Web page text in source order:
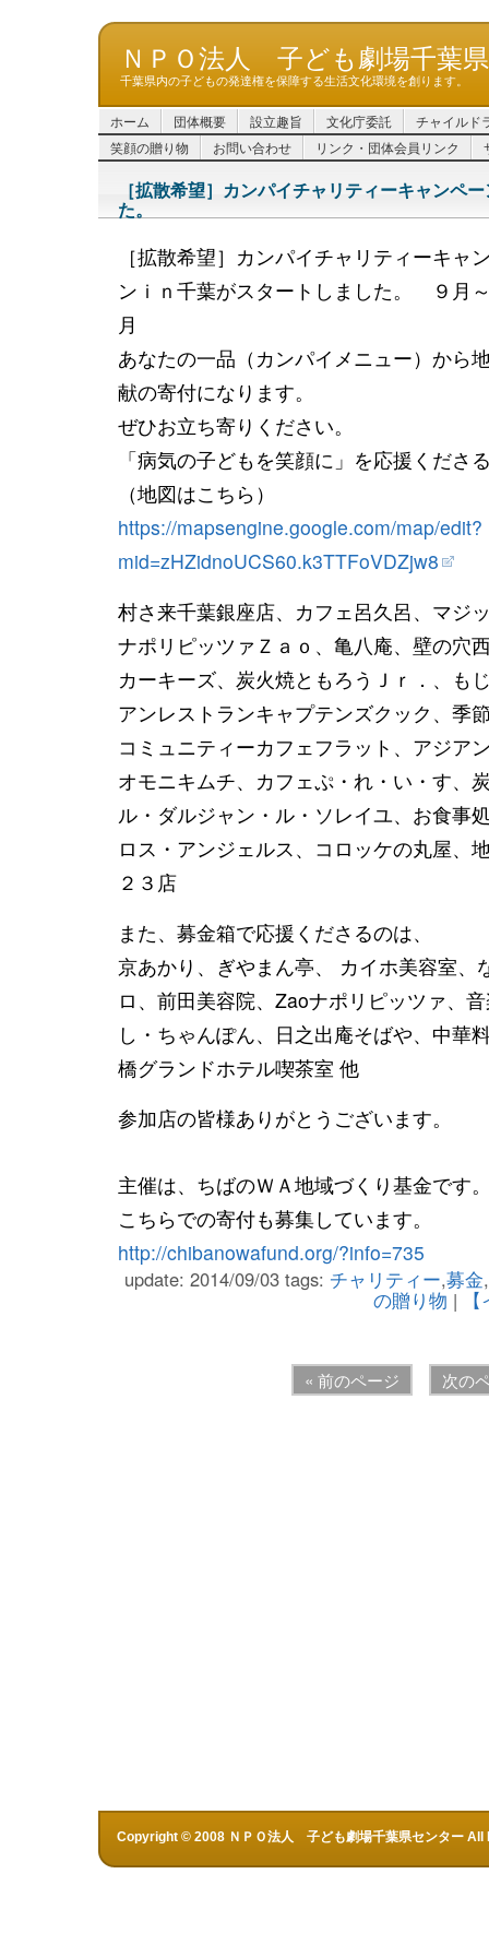
ＮＰＯ法人 子ども劇場千葉
千葉県内の子どもの発達権を保障する生活文化環境を創ります。
ホーム 団体概要 設立趣旨 文化庁委託
チャイルド
笑顔の贈り物
お問い合わせ リンク・団体会員リンク
［拡散希望］カンパイチャリティーキャンペ
た。
［拡散希望］カンパイチャリティーキャ
ンｉｎ千葉がスター トしました。 ９月
月
あなたの一品（カンパイメニュー）から
献の寄付になります。
ぜひお立ち寄りください。
「病気の子どもを笑顔に」を応援くださ
（地図はこちら）
https://mapsengine.google.com/map/edit?
mid=zHZidnoUCS60.k3TTFoVDZjw8
村さ来千葉銀座店、カフェ呂久呂、マジ
ナポリピッツァＺａｏ、亀八庵、壁の穴
カーキーズ、炭火焼ともろうＪｒ．、も
アンレストランキャプテンズクック、
コミュニティーカフェフラット、アジア
オモニキムチ、カフェぷ・れ・い・す、
ル・ダルジャン・ル・ソレイユ、お食事
ロス・アンジェルス、コロッケの丸屋、
２３店
また、募金箱で応援くださるのは、
京あかり、ぎやまん亭、 カイホ美容室、
ロ、前田美容院、Zaoナポリピッツァ、
し・ちゃんぽん、日之出庵そばや、中華
橋グランドホテル喫茶室 他
参加店の皆様ありがとうございます。
主催は、ちばのＷＡ地域づくり基金です
こちらでの寄付も募集しています。
http://chibanowafund.org/?info=735
update: 2014/09/03 tags: チャリティー,募金,
の贈り物 |
« 前のページ 次の
Copyright © 2008 ＮＰＯ法人 子ども劇場千葉県センター